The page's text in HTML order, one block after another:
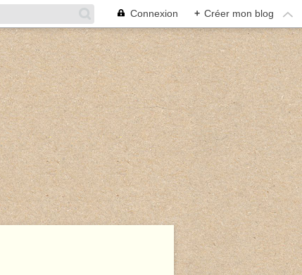
Connexion + Créer mon blog